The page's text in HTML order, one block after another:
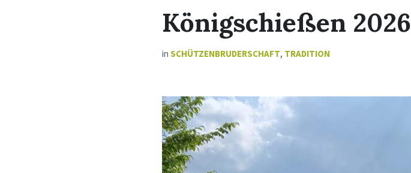
Königschießen 2026
inSCHÜTZENBRUDERSCHAFT, TRADITION